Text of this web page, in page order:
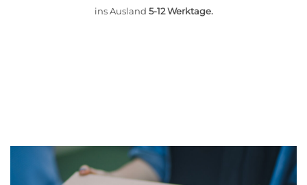
ins Ausland 5-12 Werktage.